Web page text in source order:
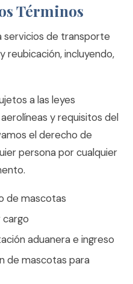
Términos
servicios de transporte
reubicación, incluyendo,
a las leyes
y requisitos del
el derecho de
persona por cualquier
de mascotas
cargo
aduanera e ingreso
de mascotas para